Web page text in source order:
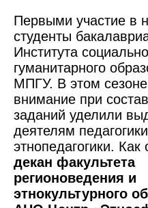
Первыми участие в
студенты
Института
гуманитарного
МПГУ.­ В этом
внимание при
заданий уделили
деятелям
этнопедагогики. Как
декан факультета
регионоведения и
этнокультурного